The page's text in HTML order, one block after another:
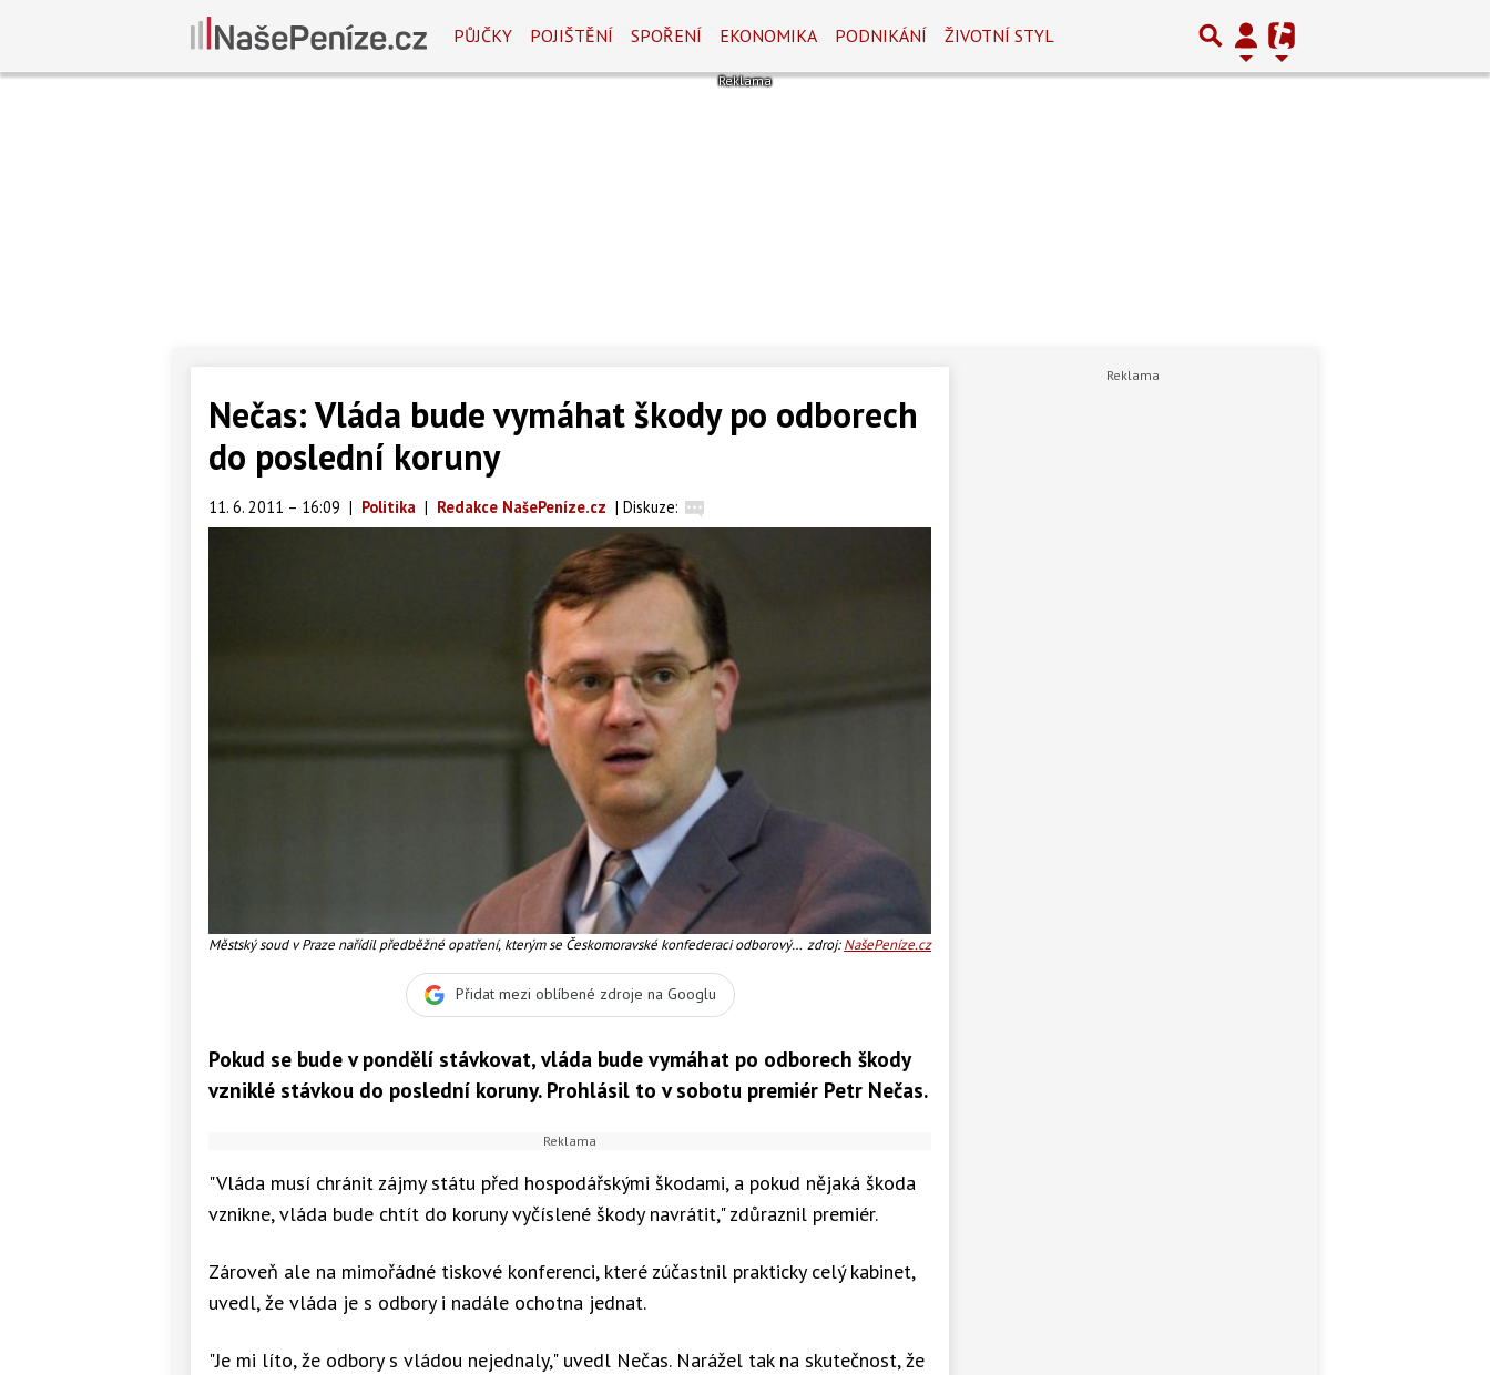
PŮJČKY POJIŠTĚNÍ SPOŘENÍ EKONOMIKA PODNIKÁNÍ ŽIVOTNÍ STYL
Nečas: Vláda bude vymáhat škody po odborech
do poslední koruny
11. 6. 2011 – 16:09 | Politika | Redakce NašePeníze.cz | Diskuze:
Městský soud v Praze nařídil předběžné opatření, kterým se Českomoravské konfederaci odborových zdroj:NašePeníze.cz
Přidat mezi oblíbené zdroje na Googlu
Pokud se bude v pondělí stávkovat, vláda bude vymáhat po odborech škody
vzniklé stávkou do poslední koruny. Prohlásil to v sobotu premiér Petr Nečas.
"Vláda musí chránit zájmy státu před hospodářskými škodami, a pokud nějaká škoda
vznikne, vláda bude chtít do koruny vyčíslené škody navrátit," zdůraznil premiér.
Zároveň ale na mimořádné tiskové konferenci, které zúčastnil prakticky celý kabinet,
uvedl, že vláda je s odbory i nadále ochotna jednat.
"Je mi líto, že odbory s vládou nejednaly," uvedl Nečas. Narážel tak na skutečnost, že